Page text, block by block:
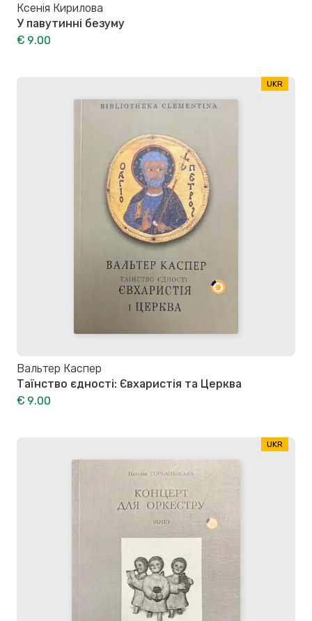
Ксенія Кирилова
У павутинні безуму
€ 9.00
UKR
Вальтер Каспер
Таїнство єдності: Євхаристія та Церква
€ 9.00
UKR